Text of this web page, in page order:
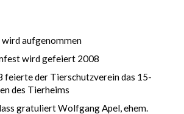
aufgenommen
wird gefeiert 2008
feierte der Tierschutzverein das 15-
des Tierheims
gratuliert Wolfgang Apel, ehem.